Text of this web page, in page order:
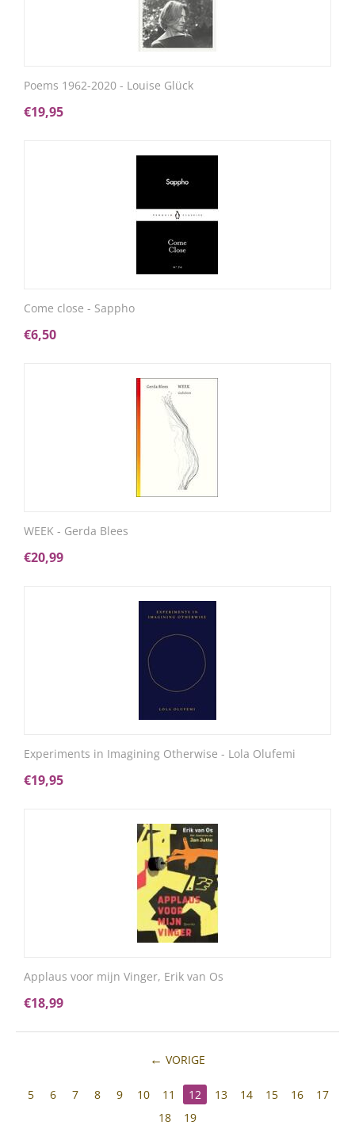
Poems 1962-2020 - Louise Glück
€19,95
Come close - Sappho
€6,50
WEEK - Gerda Blees
€20,99
Experiments in Imagining Otherwise - Lola Olufemi
€19,95
Applaus voor mijn Vinger, Erik van Os
€18,99
VORIGE
5 6 7 8 9 10 11 12 13 14 15 16
17
18
19